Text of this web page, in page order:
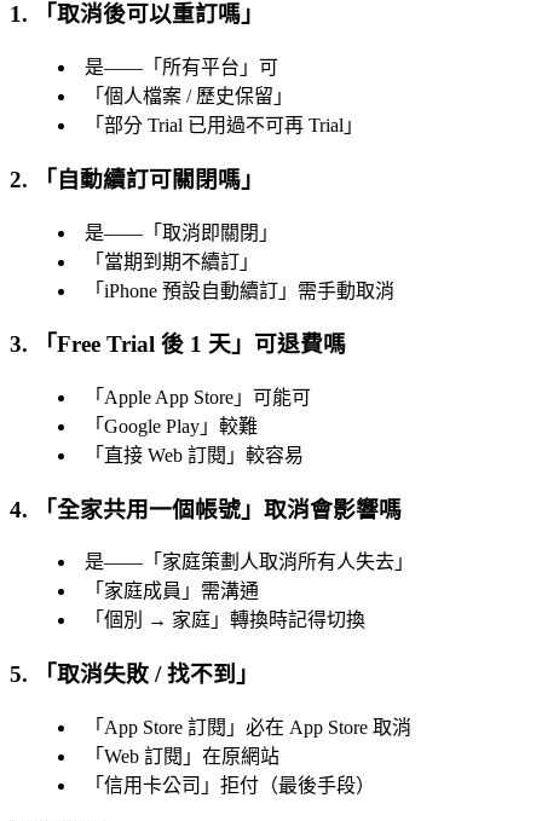
1. 「取消後可以重訂嗎 」
是——「 所有平台 」可
「 個人檔案 / 歷史保留 」
「 部分 Trial 已用過不可再 Trial 」
2. 「 自動續訂可關閉嗎 」
是——「 取消即關閉 」
「 當期到期不續訂 」
「 iPhone 預設自動續訂 」需手動取消
3. 「Free Trial 後 1 天 」可退費嗎
「 Apple App Store 」可能可
「 Google Play 」較難
「 直接 Web 訂閱 」較容易
4. 「全家共用一個帳號 」取消會影響嗎
是——「 家庭策劃人取消所有人失去 」
「 家庭成員 」需溝通
「 個別 → 家庭 」轉換時記得切換
5. 「取消失敗 / 找不到 」
「 App Store 訂閱 」必在 App Store 取消
「 Web 訂閱 」在原網站
「 信用卡公司 」拒付（最後手段）